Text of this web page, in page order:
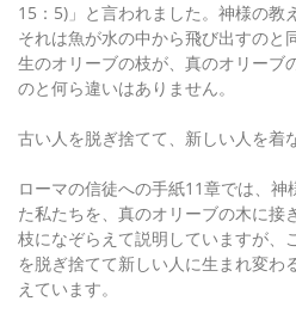
15：5)」と言われました。神様の教
それは魚が水の中から飛び出すのと
生のオリーブの枝が、真のオリーブ
のと何ら違いはありません。
古い人を脱ぎ捨てて、新しい人を着
ローマの信徒への手紙11章では、神
た私たちを、真のオリーブの木に接
枝になぞらえて説明していますが、
を脱ぎ捨てて新しい人に生まれ変わ
えています。